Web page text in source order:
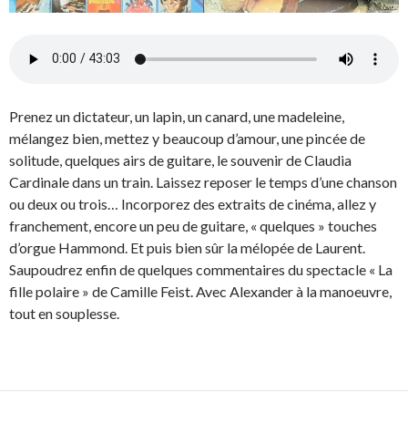
Prenez un dictateur, un lapin, un canard, une madeleine,
mélangez bien, mettez y beaucoup d’amour, une pincée de
solitude, quelques airs de guitare, le souvenir de Claudia
Cardinale dans un train. Laissez reposer le temps d’une chanson
ou deux ou trois… Incorporez des extraits de cinéma, allez y
franchement, encore un peu de guitare, « quelques » touches
d’orgue Hammond. Et puis bien sûr la mélopée de Laurent.
Saupoudrez enfin de quelques commentaires du spectacle « La
fille polaire » de Camille Feist. Avec Alexander à la manoeuvre,
tout en souplesse.